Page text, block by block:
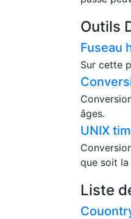
Outils
Fuseau
Sur cette
âges.
UNIX
que soit la
Liste